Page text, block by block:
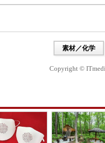
素材／化学
Copyright ©